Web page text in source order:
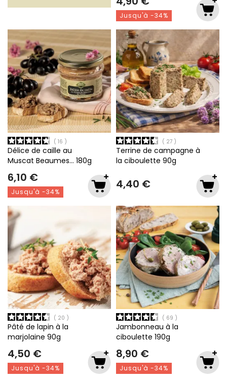
Jusqu'à -34%
16
Délice de caille au
Muscat Beaumes… 180g
6,10 €
Jusqu'à -34%
27
Terrine de campagne à
la ciboulette 90g
4,40 €
20
Pâté de lapin à la
marjolaine 90g
4,50 €
Jusqu'à -34%
69
Jambonneau à la
ciboulette 190g
8,90 €
Jusqu'à -34%